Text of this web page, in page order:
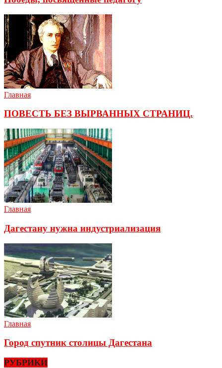
Главная
ПОВЕСТЬ БЕЗ ВЫРВАННЫХ СТРАНИЦ.
Главная
Дагестану нужна индустриализация
Главная
Город спутник столицы Дагестана
РУБРИКИ